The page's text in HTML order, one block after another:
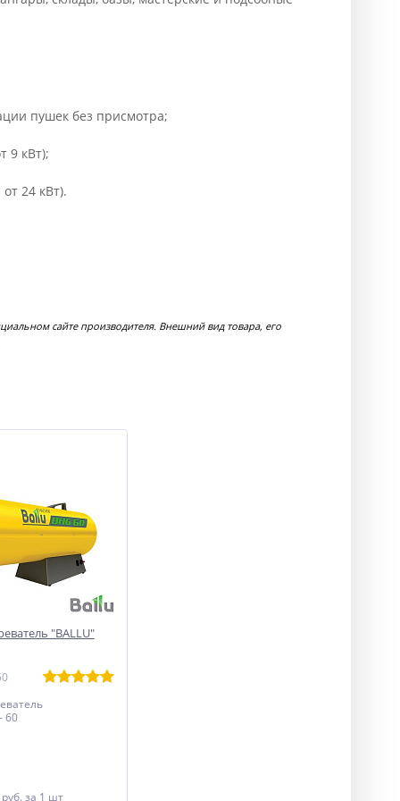
пушек без присмотра;
9 кВт);
24 кВт).
сайте производителя. Внешний вид товара, его
"BALLU"
60
руб. за 1 шт